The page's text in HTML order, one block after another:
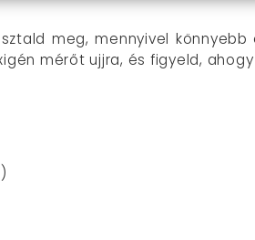
meg, mennyivel
mérőt ujjra, és figyeld,